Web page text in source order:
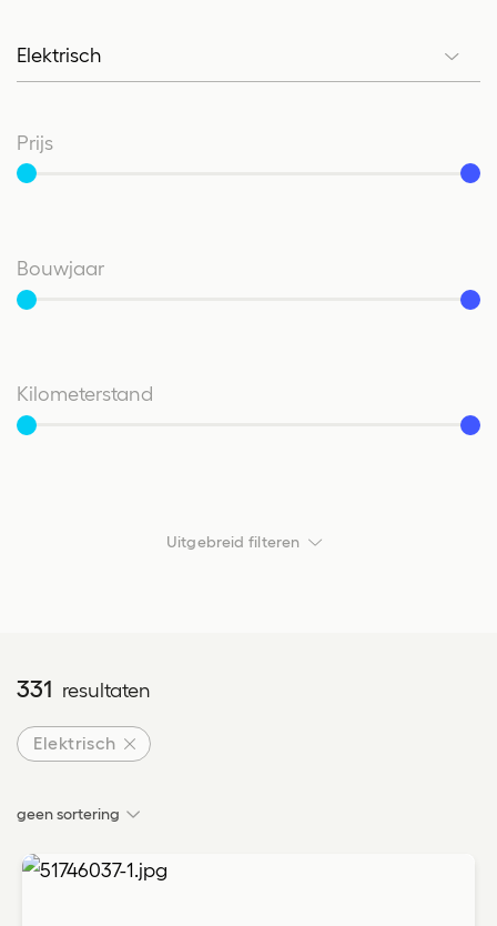
Elektrisch
Brandstof
Prijs
Vanaf
Tot
Bouwjaar
Vanaf
Tot
Kilometerstand
Vanaf
Tot
Carrosserie
Uitgebreid filteren
331 resultaten
Elektrisch
geen sortering